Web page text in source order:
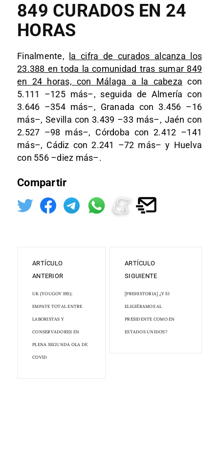
849 CURADOS EN 24
HORAS
Finalmente,
la cifra de curados alcanza los
23.388 en toda la comunidad tras sumar 849
en 24 horas, con Málaga a la cabeza con
5.111 –125 más–, seguida de Almería con
3.646 –354 más–, Granada con 3.456 –16
más–, Sevilla con 3.439 –33 más–, Jaén con
2.527 –98 más–, Córdoba con 2.412 –141
más–, Cádiz con 2.241 –72 más– y Huelva
con 556 –diez más–.
Compartir
ARTÍCULO
ANTERIOR
UK (YOUGOV 19S):
EMPATE TOTAL ENTRE
LABORISTAS Y
CONSERVADORES EN
PLENA SEGUNDA OLA DE
COVID
ARTÍCULO
SIGUIENTE
[PREHISTORIA] ¿Y SI
ELIGIÉRAMOS AL
PRESIDENTE COMO EN
ESTADOS UNIDOS?